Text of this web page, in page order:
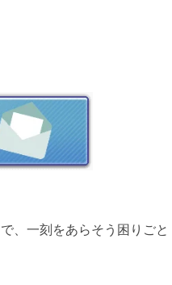
で、一刻をあらそう困りごと